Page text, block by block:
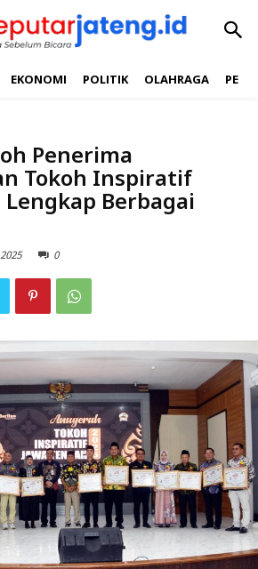
EKONOMI POLITIK OLAHRAGA
Penerima
Tokoh Inspiratif
Lengkap Berbagai
0